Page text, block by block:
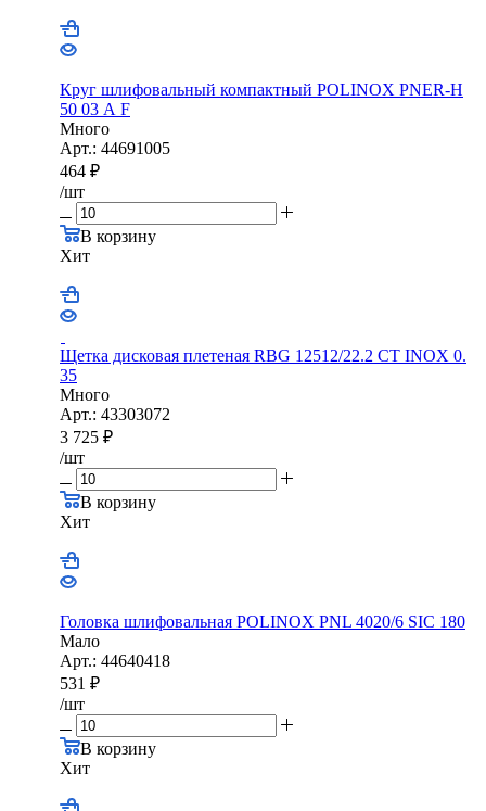
Круг шлифовальный компактный POLINOX PNER-Н
50 03 А F
Много
Арт.: 44691005
464 ₽
/шт
В корзину
Хит
Щетка дисковая плетеная RBG 12512/22.2 CТ INOX 0.
35
Много
Арт.: 43303072
3 725 ₽
/шт
В корзину
Хит
Головка шлифовальная POLINOX PNL 4020/6 SIC 180
Мало
Арт.: 44640418
531 ₽
/шт
В корзину
Хит